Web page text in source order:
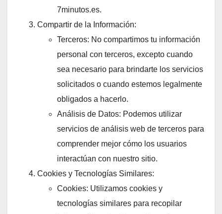
7minutos.es.
Compartir de la Información:
Terceros: No compartimos tu información
personal con terceros, excepto cuando
sea necesario para brindarte los servicios
solicitados o cuando estemos legalmente
obligados a hacerlo.
Análisis de Datos: Podemos utilizar
servicios de análisis web de terceros para
comprender mejor cómo los usuarios
interactúan con nuestro sitio.
Cookies y Tecnologías Similares:
Cookies: Utilizamos cookies y
tecnologías similares para recopilar